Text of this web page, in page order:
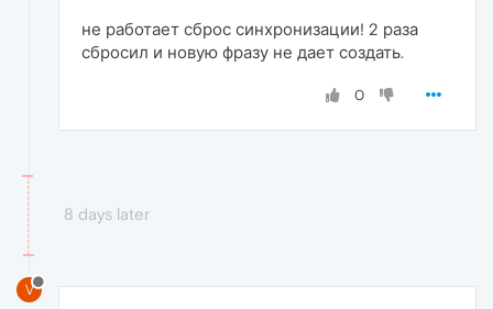
не работает сброс синхронизации! 2 раза
сбросил и новую фразу не дает создать.
0
8 days later
V